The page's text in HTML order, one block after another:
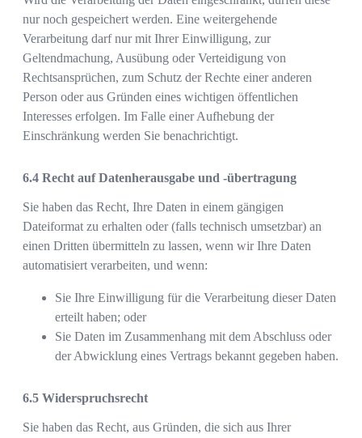
nur noch gespeichert werden. Eine weitergehende
Verarbeitung darf nur mit Ihrer Einwilligung, zur
Geltendmachung, Ausübung oder Verteidigung von
Rechtsansprüchen, zum Schutz der Rechte einer anderen
Person oder aus Gründen eines wichtigen öffentlichen
Interesses erfolgen. Im Falle einer Aufhebung der
Einschränkung werden Sie benachrichtigt.
Recht auf Datenherausgabe und -übertragung
Sie haben das Recht, Ihre Daten in einem gängigen
Dateiformat zu erhalten oder (falls technisch umsetzbar) an
einen Dritten übermitteln zu lassen, wenn wir Ihre Daten
automatisiert verarbeiten, und wenn:
Sie Ihre Einwilligung für die Verarbeitung dieser Daten
erteilt haben; oder
Sie Daten im Zusammenhang mit dem Abschluss oder
der Abwicklung eines Vertrags bekannt gegeben haben.
Widerspruchsrecht
Sie haben das Recht, aus Gründen, die sich aus Ihrer